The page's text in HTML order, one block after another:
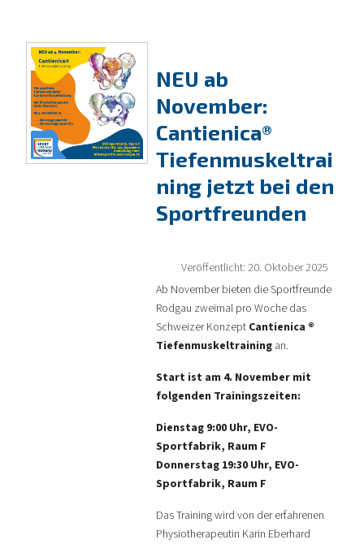
NEU ab
November:
Cantienica®
Tiefenmuskeltrai
ning jetzt bei den
Sportfreunden
Veröffentlicht: 20. Oktober 2025
Ab November bieten die Sportfreunde
Rodgau zweimal pro Woche das
Schweizer Konzept Cantienica ®
Tiefenmuskeltraining an.
Start ist am 4. November mit
folgenden Trainingszeiten:
Dienstag 9:00 Uhr, EVO-
Sportfabrik, Raum F
Donnerstag 19:30 Uhr, EVO-
Sportfabrik, Raum F
Das Training wird von der erfahrenen
Physiotherapeutin Karin Eberhard